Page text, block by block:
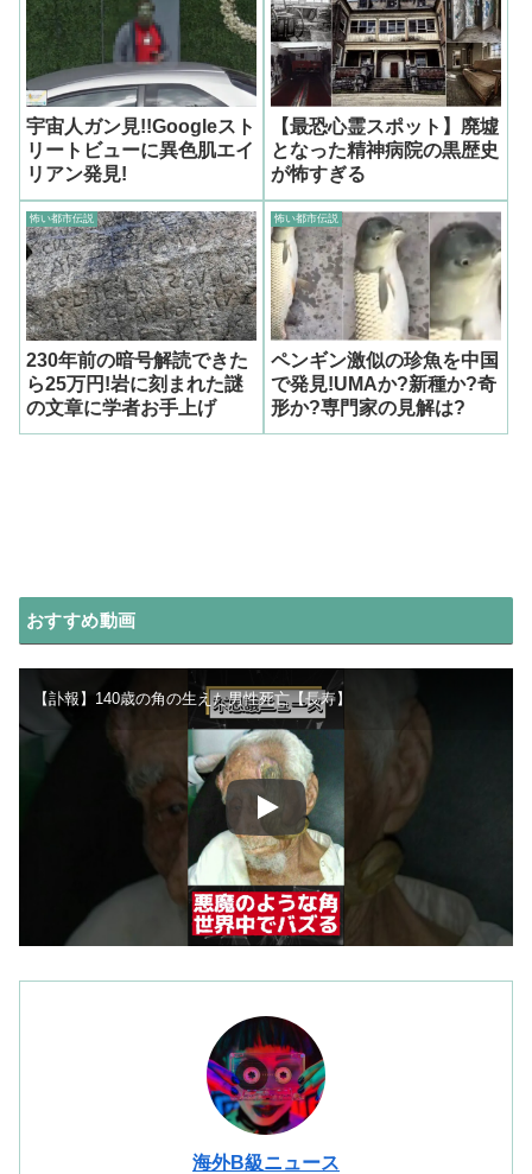
宇宙人ガン見!!Googleスト
リートビューに異色肌エイ
リアン発見!
【最恐心霊スポット】廃墟
となった精神病院の黒歴史
が怖すぎる
怖い都市伝説
230年前の暗号解読できた
ら25万円!岩に刻まれた謎
の文章に学者お手上げ
怖い都市伝説
ペンギン激似の珍魚を中国
で発見!UMAか?新種か?奇
形か?専門家の見解は?
おすすめ動画
【訃報】140歳の角の生えた男性死亡【長寿】
海外B級ニュース